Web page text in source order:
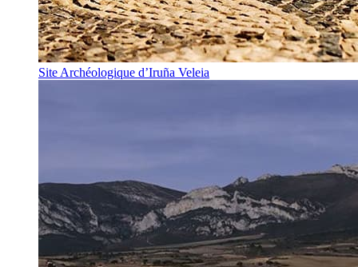
Site Archéologique d’Iruña Veleia